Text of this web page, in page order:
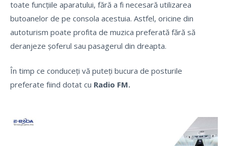
toate funcțiile aparatului, fără a fi necesară utilizarea
butoanelor de pe consola acestuia. Astfel, oricine din
autoturism poate profita de muzica preferată fără să
deranjeze șoferul sau pasagerul din dreapta.
În timp ce conduceți vă puteți bucura de posturile
preferate fiind dotat cu Radio FM.